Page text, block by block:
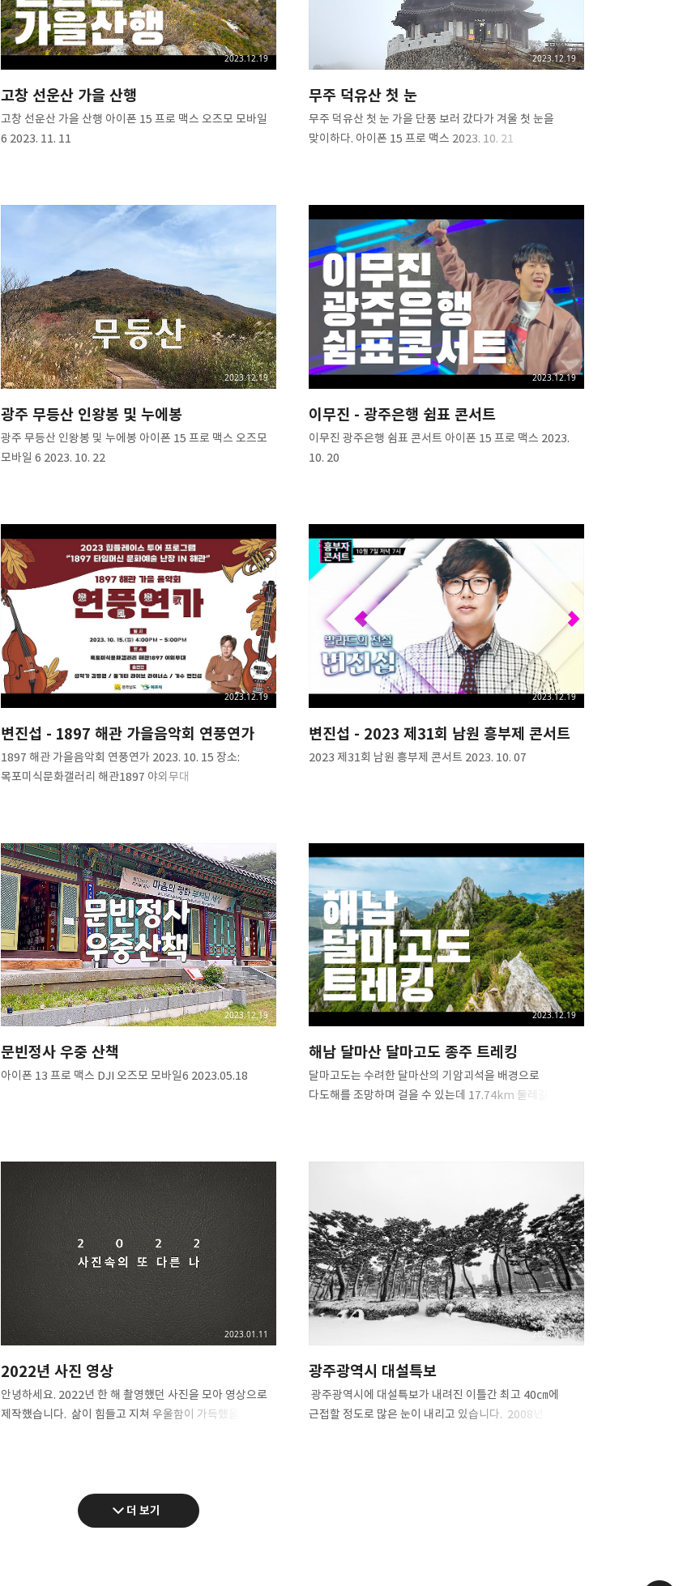
고창 선운산 가을 산행
2023.12.19
고창 선운산 가을 산행 아이폰 15 프로 맥스 오즈모 모바일
6 2023. 11. 11
무주 덕유산 첫 눈
2023.12.19
무주 덕유산 첫 눈 가을 단풍 보러 갔다가 겨울 첫 눈을
맞이하다. 아이폰 15 프로 맥스 2023. 10. 21
광주 무등산 인왕봉 및 누에봉
2023.12.19
광주 무등산 인왕봉 및 누에봉 아이폰 15 프로 맥스 오즈모
모바일 6 2023. 10. 22
이무진 - 광주은행 쉼표 콘서트
2023.12.19
이무진 광주은행 쉼표 콘서트 아이폰 15 프로 맥스 2023.
10. 20
변진섭 - 1897 해관 가을음악회 연풍연가
2023.12.19
1897 해관 가을음악회 연풍연가 2023. 10. 15 장소:
목포미식문화갤러리 해관1897 야외무대
변진섭 - 2023 제31회 남원 흥부제 콘서트
2023.12.19
2023 제31회 남원 흥부제 콘서트 2023. 10. 07
문빈정사 우중 산책
2023.12.19
아이폰 13 프로 맥스 DJI 오즈모 모바일6 2023.05.18
해남 달마산 달마고도 종주 트레킹
2023.12.19
달마고도는 수려한 달마산의 기암괴석을 배경으로
다도해를 조망하며 걸을 수 있는데 17.74km 둘레길을 잘
불리는지 알겠습니다. ​ 2017년 11월 개통된 달마고도는
장비를 사용하지 않고 낫, 곡괭이, 지게 등 순수 인력으로만
길을 내어 자연경관의 훼손을 최소화하였고, 누구나 편하게
걸을 수 있도록 데크, 계단 없이 흙길과 돌길로 조성하여
대한민국 대표 명품 수제길, 한국의 산티아고라는 별명도
갖고 있습니다. ​ 달마고도 모바일 스탬프 투..
2022년 사진 영상
2023.01.11
안녕하세요. 2022년 한 해 촬영했던 사진을 모아 영상으로
제작했습니다. ​ 삶이 힘들고 지쳐 우울함이 가득했을 때
봄이 오니 해 바뀐 듯하지만, 보게나 저 하늘이 달라졌는가
우리가 어리석어 꿈속에 사네 ” ​ 학명 선사의 말씀을 다시
마음자리에 새기며 하루를 시작합니다. ​ 온 마음 다해
광주광역시 대설특보
2023.01.11
​ 광주광역시에 대설특보가 내려진 이틀간 최고 40㎝에
근접할 정도로 많은 눈이 내리고 있습니다. ​ 2008년 1월 1일
더 보기